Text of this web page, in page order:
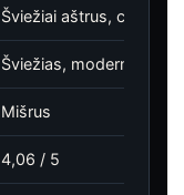
Šviežiai aštrus,
Šviežias, modernus,
Mišrus
4,06 / 5